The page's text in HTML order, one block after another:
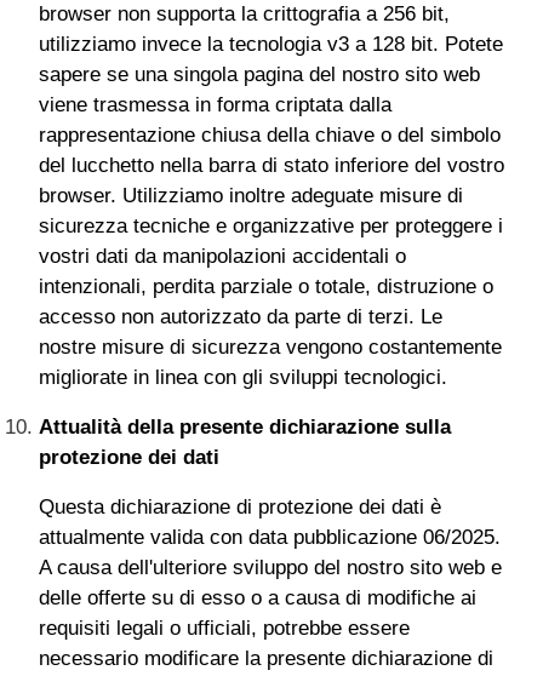
browser non supporta la crittografia a 256 bit,
utilizziamo invece la tecnologia v3 a 128 bit. Potete
sapere se una singola pagina del nostro sito web
viene trasmessa in forma criptata dalla
rappresentazione chiusa della chiave o del simbolo
del lucchetto nella barra di stato inferiore del vostro
browser. Utilizziamo inoltre adeguate misure di
sicurezza tecniche e organizzative per proteggere i
vostri dati da manipolazioni accidentali o
intenzionali, perdita parziale o totale, distruzione o
accesso non autorizzato da parte di terzi. Le
nostre misure di sicurezza vengono costantemente
migliorate in linea con gli sviluppi tecnologici.
Attualità della presente dichiarazione sulla
protezione dei dati
Questa dichiarazione di protezione dei dati è
attualmente valida con data pubblicazione 06/2025.
A causa dell'ulteriore sviluppo del nostro sito web e
delle offerte su di esso o a causa di modifiche ai
requisiti legali o ufficiali, potrebbe essere
necessario modificare la presente dichiarazione di